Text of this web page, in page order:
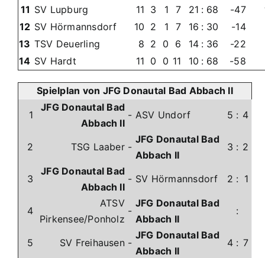
11 SV Lupburg 11 3 1 7 21 : 68 -47
12 SV Hörmannsdorf 10 2 1 7 16 : 30
-14
13 TSV Deuerling 8 2 0 6 14 : 36
-22
14 SV Hardt 11 0 0 11 10 : 68 -58
Spielplan von JFG Donautal Bad Abbach II
1
JFG Donautal Bad
Abbach II
- ASV Undorf 5 : 4
2 TSG Laaber-
JFG Donautal Bad
Abbach II
3 : 2
3
JFG Donautal Bad
Abbach II
- SV Hörmannsdorf 2 : 1
4
ATSV
Pirkensee/Ponholz
-
JFG Donautal Bad
Abbach II
:
5 SV Freihausen-
JFG Donautal Bad
Abbach II
4: 7